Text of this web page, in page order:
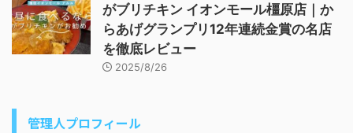
がブリチキン イオンモール橿原店｜か
らあげグランプリ12年連続金賞の名店
を徹底レビュー
2025/8/26
管理人プロフィール